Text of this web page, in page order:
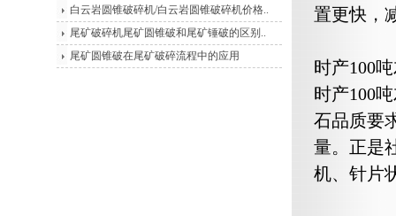
白云岩圆锥破碎机/白云岩圆锥破碎机价格..
尾矿破碎机尾矿圆锥破和尾矿锤破的区别..
尾矿圆锥破在尾矿破碎流程中的应用
置更快，
时产100
时产100
石品质要
量。正是
机、针片